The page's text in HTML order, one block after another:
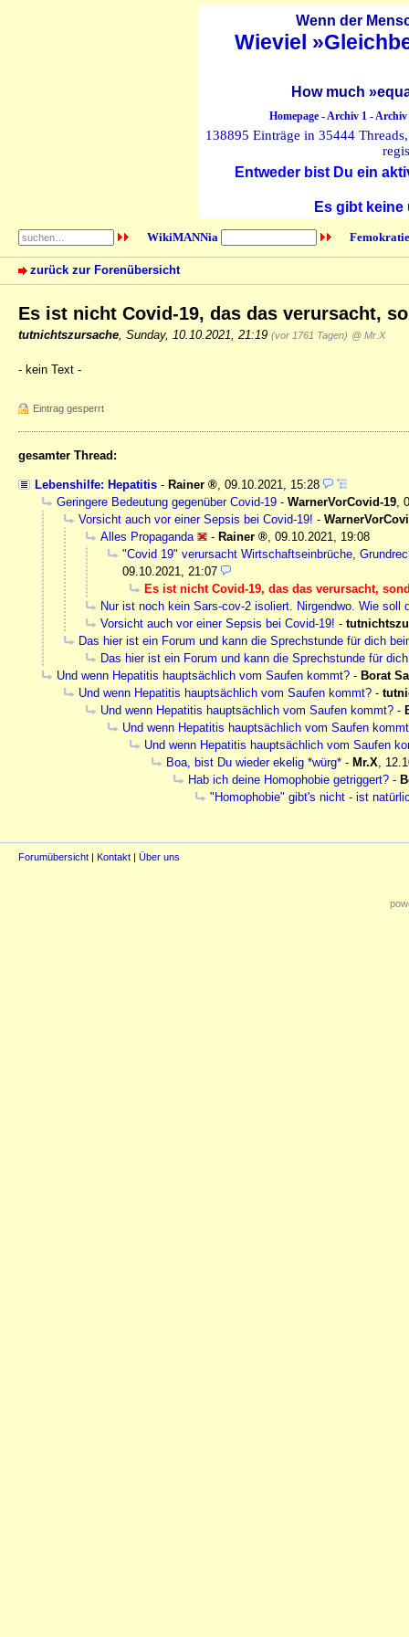
Wenn der
Wieviel
How much
Homepage-Archiv 1-Archiv
138895 Einträge in 35444
Entweder bist Du ein
Es gibt
WikiMANNia
zurück zur Forenübersicht
Es ist nicht Covid-19, das das verursacht,
tutnichtszursache Sunday, 10.10.2021, 21:19 (vor 1761 Tagen) @ Mr.X
- kein Text -
Eintrag gesperrt
gesamter Thread:
Lebenshilfe: Hepatitis - Rainer
09.10.2021, 15:28
Geringere Bedeutung gegenüber Covid-19 - WarnerVorCovid-19
Vorsicht auch vor einer Sepsis bei Covid-19! -
Alles Propaganda
- Rainer
09.10.2021, 19:08
"Covid 19" verursacht Wirtschaftseinbrüche,
09.10.2021, 21:07
Es ist nicht Covid-19, das das verursacht,
Nur ist noch kein Sars-cov-2 isoliert. Nirgendwo. Wie soll
Vorsicht auch vor einer Sepsis bei Covid-19! -
Das hier ist ein Forum und kann die Sprechstunde für dich
Das hier ist ein Forum und kann die Sprechstunde für
Und wenn Hepatitis hauptsächlich vom Saufen kommt? - Borat
Und wenn Hepatitis hauptsächlich vom Saufen kommt? -
Und wenn Hepatitis hauptsächlich vom Saufen kommt? -
Und wenn Hepatitis hauptsächlich vom Saufen
Und wenn Hepatitis hauptsächlich vom Saufen
Boa, bist Du wieder ekelig *würg* - Mr.X
Hab ich deine Homophobie getriggert? -
"Homophobie" gibt's nicht - ist
Forumübersicht | Kontakt | Über uns